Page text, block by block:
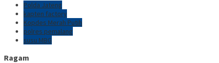
Polda Jateng
kapten factory
Kopdes Merah Putih
polres pemalang
susu MBG
Ragam